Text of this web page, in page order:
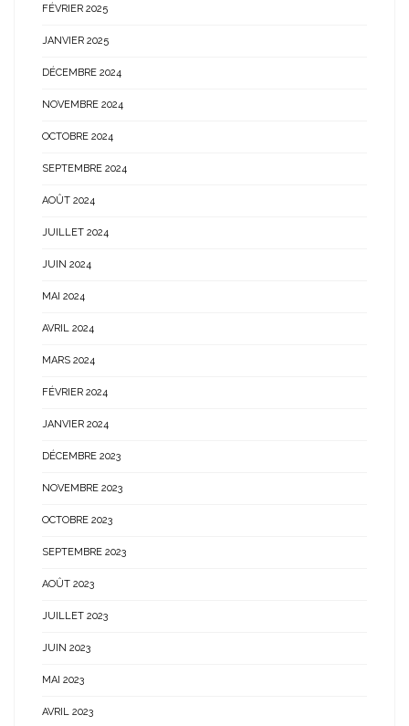
FÉVRIER 2025
JANVIER 2025
DÉCEMBRE 2024
NOVEMBRE 2024
OCTOBRE 2024
SEPTEMBRE 2024
AOÛT 2024
JUILLET 2024
JUIN 2024
MAI 2024
AVRIL 2024
MARS 2024
FÉVRIER 2024
JANVIER 2024
DÉCEMBRE 2023
NOVEMBRE 2023
OCTOBRE 2023
SEPTEMBRE 2023
AOÛT 2023
JUILLET 2023
JUIN 2023
MAI 2023
AVRIL 2023